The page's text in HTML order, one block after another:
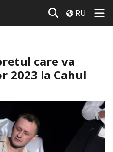
RU
care va
2023 la Cahul